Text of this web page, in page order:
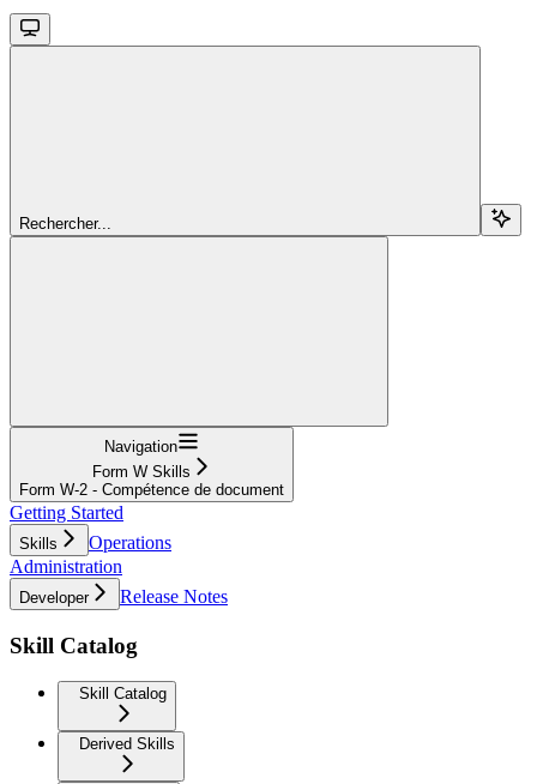
Rechercher...
Navigation
Form W Skills
Form W‑2 - Compétence de document
Getting Started
Skills
Operations
Administration
Developer Release Notes
Skill Catalog
Skill Catalog
Derived Skills